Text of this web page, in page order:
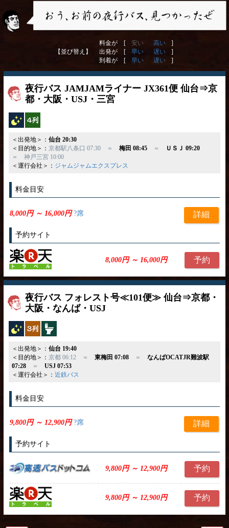
【並び替え】
料金が [ 安い 高い
]
出発が [
早い 遅い
]
到着が [
早い 遅い ]
夜行バス JAMJAMライナー JX361便 仙台⇒京
都・大阪・USJ・三宮
夜行バス
＜出発地＞： 仙台 20:30
＜目的地＞： 京都駅八条口 07:30 ＝ 梅田 08:45＝
ＵＳＪ 09:20
＝ 神戸三宮 10:00
＜運行会社＞： ジャムジャムエクスプレス
料金目安
8,000円 ～ 16,000円?席 詳細
予約サイト
8,000円 ～ 16,000円 予約
夜行バス フォレスト号≪101便≫ 仙台⇒京都・
大阪・なんば・USJ
夜行バス独立3列
＜出発地＞： 仙台 19:40
＜目的地＞： 京都 06:12 ＝ 東梅田 07:08＝ なんばOCATJR難波駅
07:28＝ USJ 07:53
＜運行会社＞： 近鉄バス
料金目安
9,800円 ～ 12,900円?席 詳細
予約サイト
9,800円 ～ 12,900円 予約
9,800円 ～ 12,900円 予約